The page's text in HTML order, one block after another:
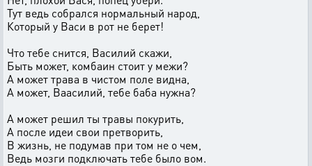
Тут ведь собрался нормальный народ,
Который у Васи в рот не берет!
Что тебе снится, Василий скажи,
Быть может, комбаин стоит у межи?
А может трава в чистом поле видна,
А может, Ваасилий, тебе баба нужна?
А может решил ты травы покурить,
А после идеи свои претворить,
В жизнь, не подумав при том не о чем,
Ведь мозги подключать тебе было вом.